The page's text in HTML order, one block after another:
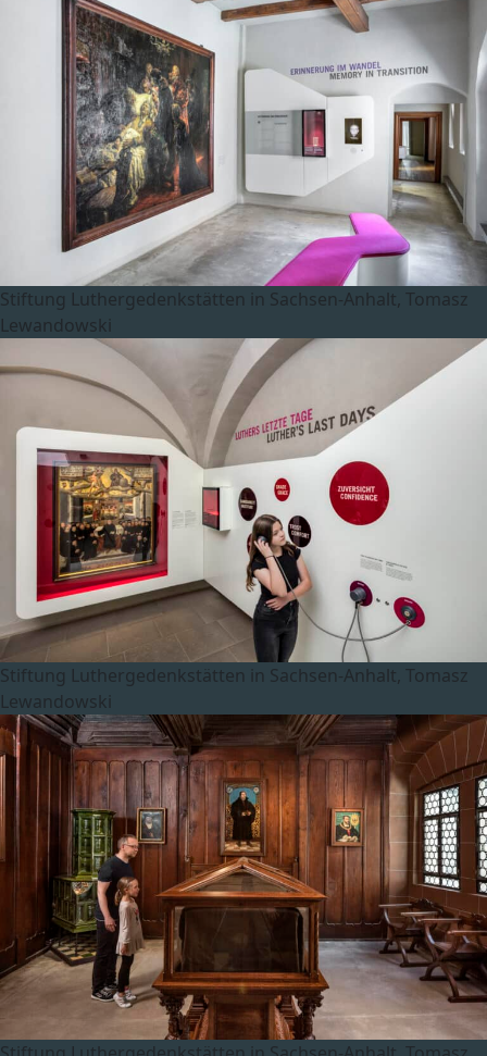
Stiftung Luthergedenkstätten in Sachsen-Anhalt, Tomasz
Lewandowski
Stiftung Luthergedenkstätten in Sachsen-Anhalt, Tomasz
Lewandowski